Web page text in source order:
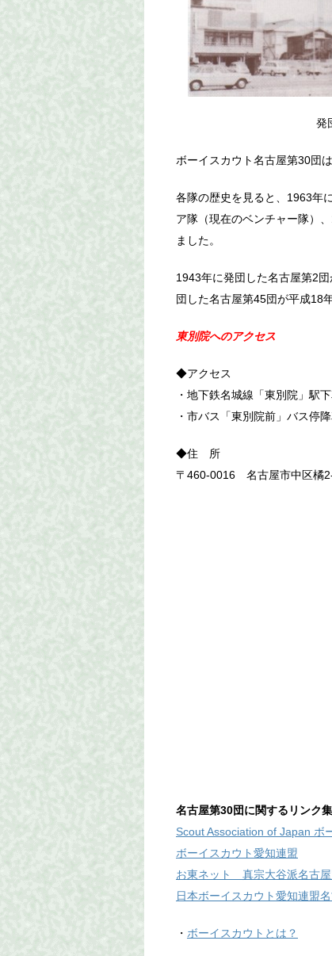
発
ボーイスカウト名古屋第30団
各隊の歴史を見ると、1963年
ア隊（現在のベンチャー隊）
ました。
1943年に発団した名古屋第2
団した名古屋第45団が平成18
東別院へのアクセス
◆アクセス
・地下鉄名城線「東別院」駅
・市バス「東別院前」バス停
◆住 所
〒460-0016 名古屋市中区橘
名古屋第30団に関するリンク集
Scout Association of Japan ボ
ボーイスカウト愛知連盟
お東ネット 真宗大谷派名古屋
日本ボーイスカウト愛知連盟
・ ボーイスカウトとは？